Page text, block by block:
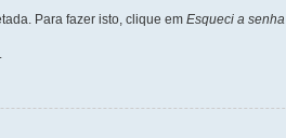
Para fazer isto, clique em Esqueci a senha